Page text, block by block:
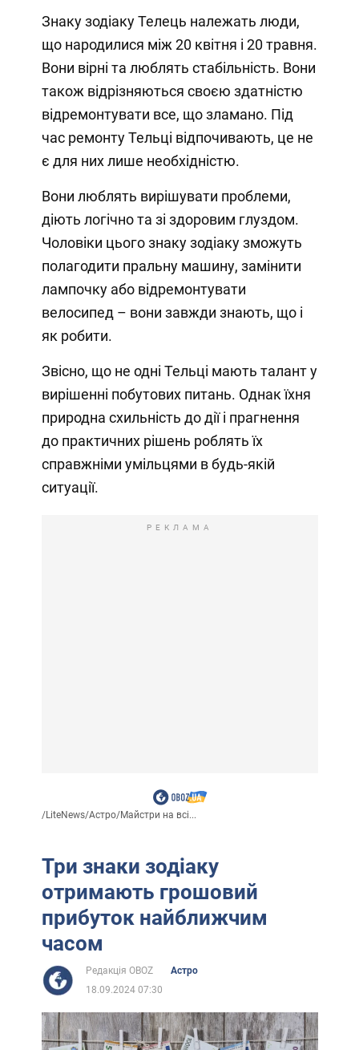
Знаку зодіаку Телець належать люди,
що народилися між 20 квітня і 20 травня.
Вони вірні та люблять стабільність. Вони
також відрізняються своєю здатністю
відремонтувати все, що зламано. Під
час ремонту Тельці відпочивають, це не
є для них лише необхідністю.
Вони люблять вирішувати проблеми,
діють логічно та зі здоровим глуздом.
Чоловіки цього знаку зодіаку зможуть
полагодити пральну машину, замінити
лампочку або відремонтувати
велосипед – вони завжди знають, що і
як робити.
Звісно, що не одні Тельці мають талант у
вирішенні побутових питань. Однак їхня
природна схильність до дії і прагнення
до практичних рішень роблять їх
справжніми умільцями в будь-якій
ситуації.
РЕКЛАМА
/LiteNews/Астро/Майстри на всі...
Три знаки зодіаку
отримають грошовий
прибуток найближчим
часом
Редакція OBOZ
Астро
18.09.2024 07:30